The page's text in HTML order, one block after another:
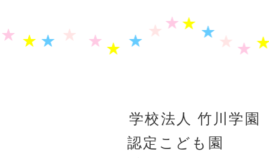
学校法人 竹川学園
認定こども園